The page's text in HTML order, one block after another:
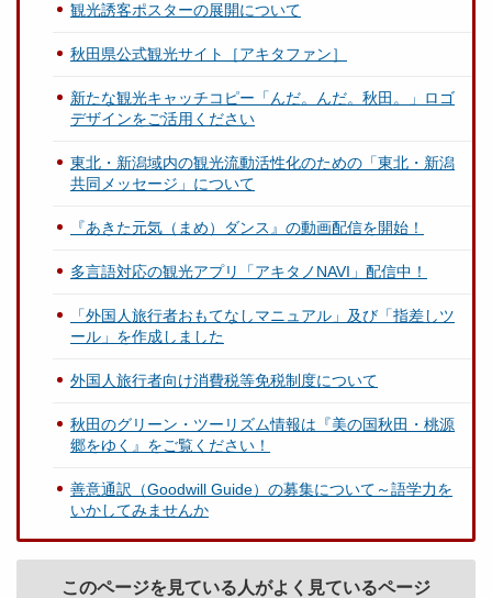
観光誘客ポスターの展開について
秋田県公式観光サイト［アキタファン］
新たな観光キャッチコピー「んだ。んだ。秋田。」ロゴ
デザインをご活用ください
東北・新潟域内の観光流動活性化のための「東北・新潟
共同メッセージ」について
『あきた元気（まめ）ダンス』の動画配信を開始！
多言語対応の観光アプリ「アキタノNAVI」配信中！
「外国人旅行者おもてなしマニュアル」及び「指差しツ
ール」を作成しました
外国人旅行者向け消費税等免税制度について
秋田のグリーン・ツーリズム情報は『美の国秋田・桃源
郷をゆく』をご覧ください！
善意通訳（Goodwill Guide）の募集について～語学力を
いかしてみませんか
このページを見ている人がよく見ているページ